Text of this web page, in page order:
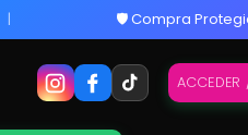
🛡️ Compra
ACCEDER